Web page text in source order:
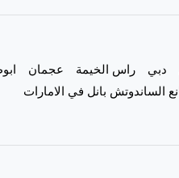
دبي راس الخيمة عجمان
الساندوتش بانل في الامارات